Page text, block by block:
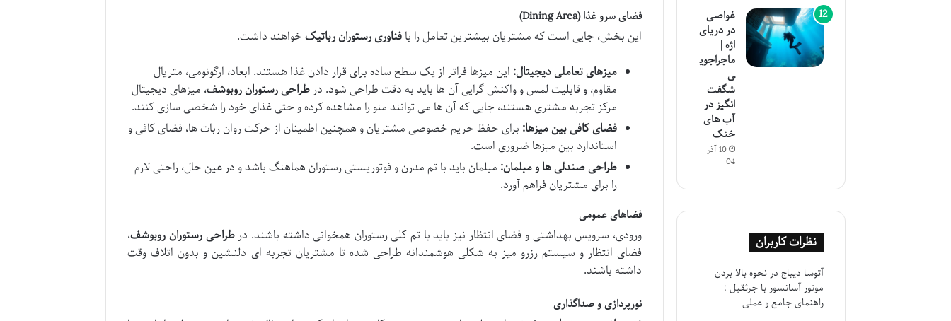
فضای سرو غذا (Dining Area)
این بخش، جایی است که مشتریان بیشترین تعامل را بافناوری رستوران رباتیکخواهند داشت.
میزهای تعاملی دیجیتال: این میزها فراتر از یک سطح ساده برای قرار دادن غذا هستند. ابعاد، ارگونومی، متریال
مقاوم، و قابلیت لمس و واکنش گرایی آن ها باید به دقت طراحی شود. درطراحی رستوران روبوشف، میزهای دیجیتال
مرکز تجربه مشتری هستند، جایی که آن ها می توانند منو را مشاهده کرده و حتی غذای خود را شخصی سازی کنند.
فضای کافی بین میزها: برای حفظ حریم خصوصی مشتریان و همچنین اطمینان از حرکت روان ربات ها، فضای کافی و
استاندارد بین میزها ضروری است.
طراحی صندلی ها و مبلمان: مبلمان باید با تم مدرن و فوتوریستی رستوران هماهنگ باشد و در عین حال، راحتی لازم
را برای مشتریان فراهم آورد.
فضاهای عمومی
ورودی، سرویس بهداشتی و فضای انتظار نیز باید با تم کلی رستوران همخوانی داشته باشند. درطراحی رستوران روبوشف،
فضای انتظار و سیستم رزرو میز به شکلی هوشمندانه طراحی شده تا مشتریان تجربه ای دلنشین و بدون اتلاف وقت
داشته باشند.
نورپردازی و صداگذاری
غواصی
در دریای
اژه |
ماجراجوی
ی
شگفت
انگیز در
آب های
خنک
10 آذر
04
نظرات کاربران
آتوسا دیباج درنحوه بالا بردن
موتور آسانسور با جرثقیل :
راهنمای جامع و عملی